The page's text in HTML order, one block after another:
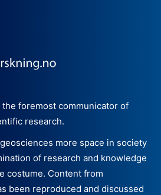
foremost communicator of
research.
more space in society
of research and knowledge
costume. Content from
been reproduced and discussed